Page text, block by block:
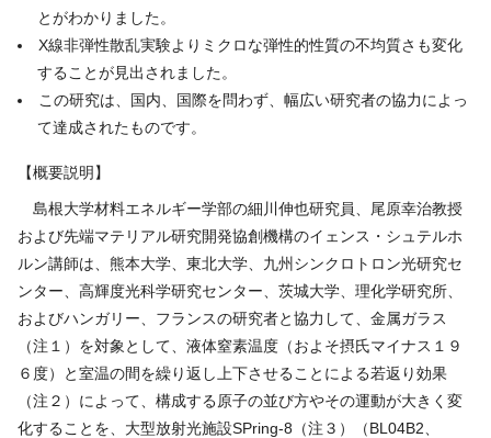
とがわかりました。
X線非弾性散乱実験よりミクロな弾性的性質の不均質さも変化
することが見出されました。
この研究は、国内、国際を問わず、幅広い研究者の協力によっ
て達成されたものです。
【概要説明】
島根大学材料エネルギー学部の細川伸也研究員、尾原幸治教授
および先端マテリアル研究開発協創機構のイェンス・シュテルホ
ルン講師は、熊本大学、東北大学、九州シンクロトロン光研究セ
ンター、高輝度光科学研究センター、茨城大学、理化学研究所、
およびハンガリー、フランスの研究者と協力して、金属ガラス
（注１）を対象として、液体窒素温度（およそ摂氏マイナス１９
６度）と室温の間を繰り返し上下させることによる若返り効果
（注２）によって、構成する原子の並び方やその運動が大きく変
化することを、大型放射光施設SPring-8（注３）（BL04B2、